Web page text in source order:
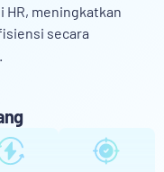
meningkatkan
secara